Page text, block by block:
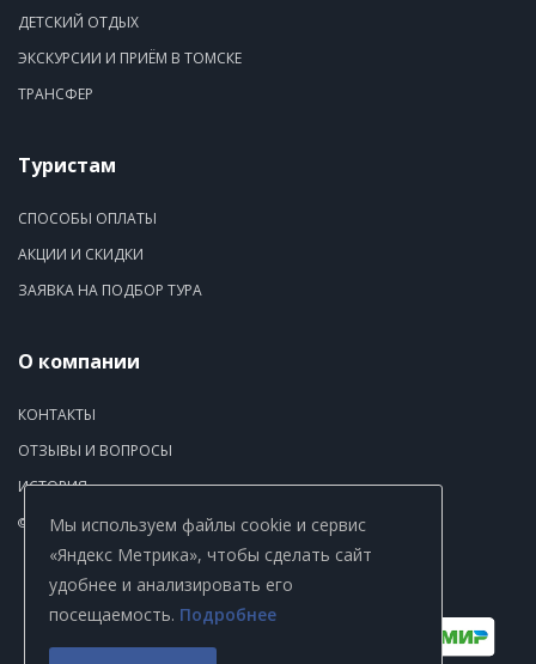
ДЕТСКИЙ ОТДЫХ
ЭКСКУРСИИ И ПРИЁМ В ТОМСКЕ
ТРАНСФЕР
Туристам
СПОСОБЫ ОПЛАТЫ
АКЦИИ И СКИДКИ
ЗАЯВКА НА ПОДБОР ТУРА
О компании
КОНТАКТЫ
ОТЗЫВЫ И ВОПРОСЫ
ИСТОРИЯ
© Copyright 2026. ООО «ТЭП Томсктурист».
Политика обработки персональных данных
Согласие на обработку и передачу персональных данных
Мы используем файлы cookie и сервис
«Яндекс Метрика», чтобы сделать сайт
удобнее и анализировать его
посещаемость. Подробнее